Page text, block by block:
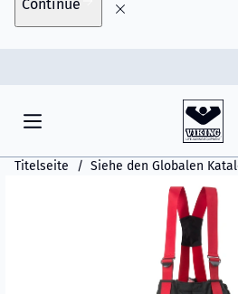
Continue
Titelseite Siehe den Globalen